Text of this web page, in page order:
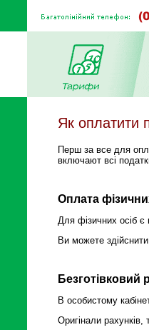
Як оплатити
Перш за все для
включают всі
Оплата
Для фізичних осіб є
Ви можете
В особистому
Оригінали рахунків,